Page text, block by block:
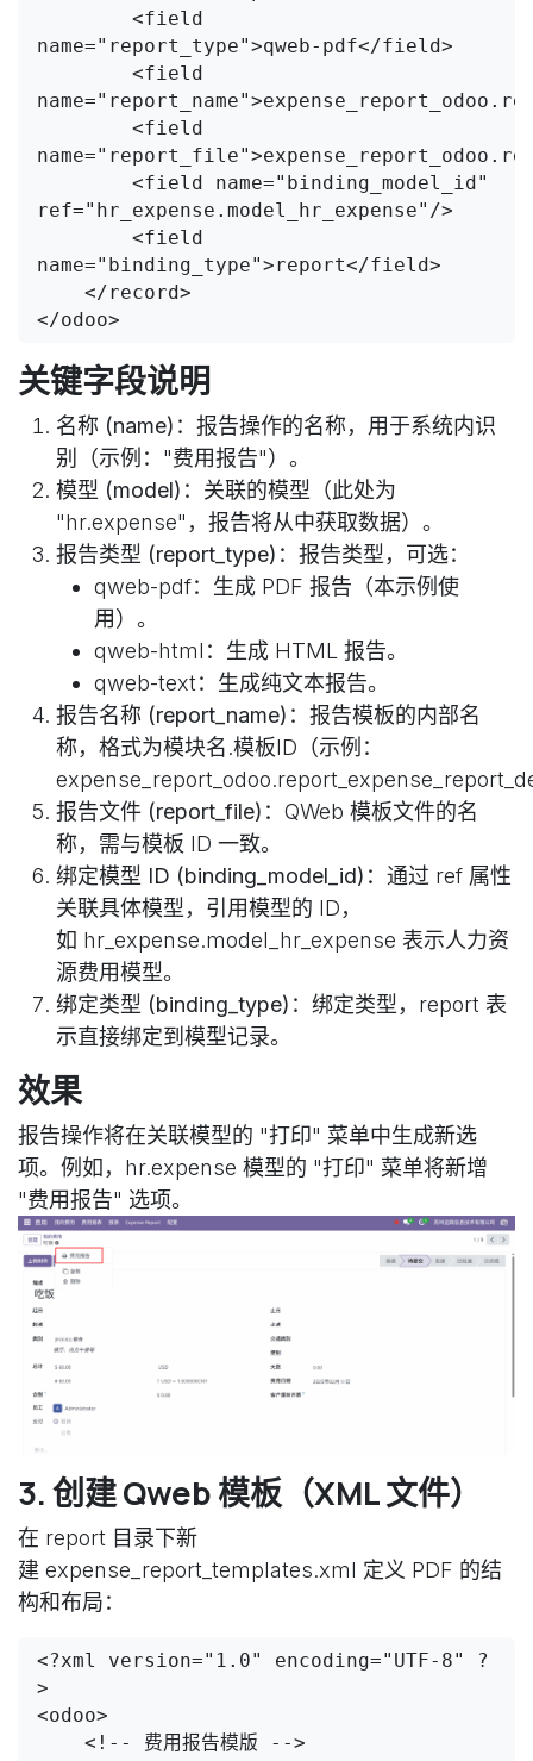
name="report_type">qweb-pdf</field>
ref="hr_expense.model_hr_expense"/>
name="binding_type">report</field>
</odoo>
关键字段说明
名称 (name) ：报告操作的名称，用于系统内识
别（示例："费用报告"）。
模型 (model) ：关联的模型（此处为
"hr.expense"，报告将从中获取数据）。
报告类型 (report_type) ：报告类型，可选：
qweb-pdf：生成 PDF 报告（本示例使
用）。
qweb-html：生成 HTML 报告。
qweb-text：生成纯文本报告。
报告名称 (report_name) ：报告模板的内部名
称，格式为模块名.模板ID（示例：
报告文件 (report_file) ：QWeb 模板文件的名
称，需与模板 ID 一致。
绑定模型 ID (binding_model_id) ：通过 ref 属性
关联具体模型，引用模型的 ID，
如 hr_expense.model_hr_expense 表示人力资
源费用模型。
绑定类型 (binding_type) ：绑定类型，report 表
示直接绑定到模型记录。
效果
报告操作将在关联模型的 "打印" 菜单中生成新选
项。例如，hr.expense 模型的 "打印" 菜单将新增
"费用报告" 选项。
3. 创建 Qweb 模板（XML 文件）
在 report 目录下新
建 expense_report_templates.xml 定义 PDF 的结
构和布局：
<?xml version="1.0" encoding="UTF-8" ?
>
<odoo>